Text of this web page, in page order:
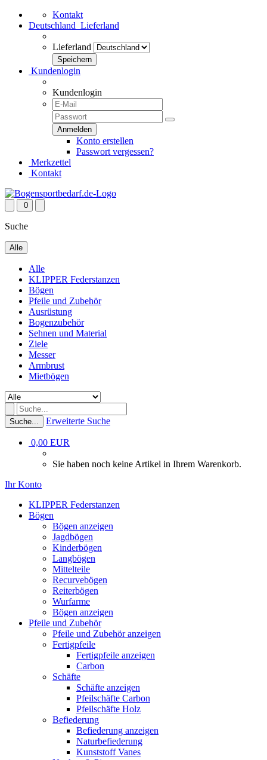
Kontakt
Deutschland Lieferland
Lieferland
Kundenlogin
Kundenlogin
Konto erstellen
Passwort vergessen?
Merkzettel
Kontakt
0
Suche
Alle
Alle
KLIPPER Federstanzen
Bögen
Pfeile und Zubehör
Ausrüstung
Bogenzubehör
Sehnen und Material
Ziele
Messer
Armbrust
Mietbögen
Suche... Erweiterte Suche
0,00 EUR
Sie haben noch keine Artikel in Ihrem Warenkorb.
Ihr Konto
KLIPPER Federstanzen
Bögen
Bögen anzeigen
Jagdbögen
Kinderbögen
Langbögen
Mittelteile
Recurvebögen
Reiterbögen
Wurfarme
Bögen anzeigen
Pfeile und Zubehör
Pfeile und Zubehör anzeigen
Fertigpfeile
Fertigpfeile anzeigen
Carbon
Schäfte
Schäfte anzeigen
Pfeilschäfte Carbon
Pfeilschäfte Holz
Befiederung
Befiederung anzeigen
Naturbefiederung
Kunststoff Vanes